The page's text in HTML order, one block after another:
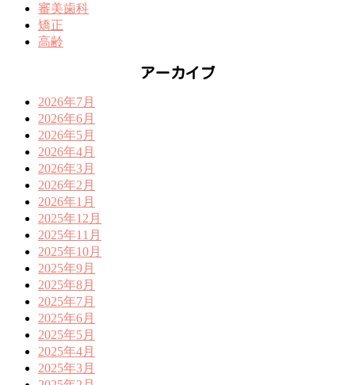
審美歯科
矯正
高齢
アーカイブ
2026年7月
2026年6月
2026年5月
2026年4月
2026年3月
2026年2月
2026年1月
2025年12月
2025年11月
2025年10月
2025年9月
2025年8月
2025年7月
2025年6月
2025年5月
2025年4月
2025年3月